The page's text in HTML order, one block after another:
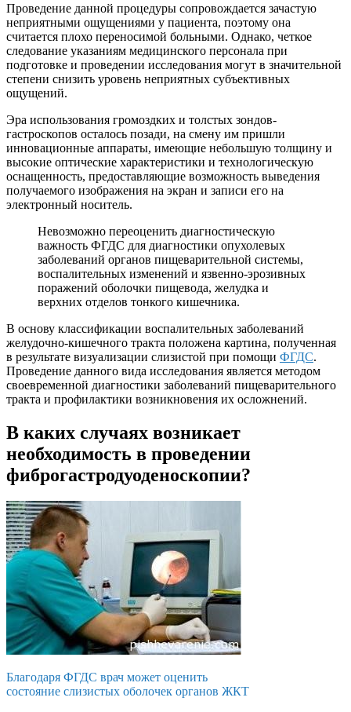
Проведение данной процедуры сопровождается зачастую
неприятными ощущениями у пациента, поэтому она
считается плохо переносимой больными. Однако, четкое
следование указаниям медицинского персонала при
подготовке и проведении исследования могут в значительной
степени снизить уровень неприятных субъективных
ощущений.
Эра использования громоздких и толстых зондов-
гастроскопов осталось позади, на смену им пришли
инновационные аппараты, имеющие небольшую толщину и
высокие оптические характеристики и технологическую
оснащенность, предоставляющие возможность выведения
получаемого изображения на экран и записи его на
электронный носитель.
Невозможно переоценить диагностическую
важность ФГДС для диагностики опухолевых
заболеваний органов пищеварительной системы,
воспалительных изменений и язвенно-эрозивных
поражений оболочки пищевода, желудка и
верхних отделов тонкого кишечника.
В основу классификации воспалительных заболеваний
желудочно-кишечного тракта положена картина, полученная
в результате визуализации слизистой при помощи ФГДС.
Проведение данного вида исследования является методом
своевременной диагностики заболеваний пищеварительного
тракта и профилактики возникновения их осложнений.
В каких случаях возникает
необходимость в проведении
фиброгастродуоденоскопии?
Благодаря ФГДС врач может оценить
состояние слизистых оболочек органов ЖКТ